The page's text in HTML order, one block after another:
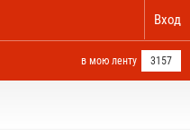
Вход
в мою ленту 3157